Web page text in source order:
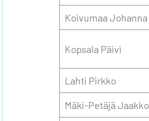
Koi­vu­maa Johan­na
Kop­sa­la Päi­vi
Lah­ti Pirk­ko
Mäki-Petä­jä Jaak­ko